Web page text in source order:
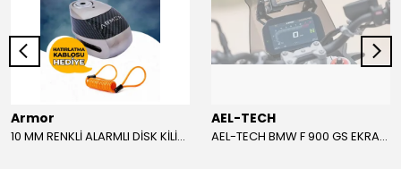
Armor
10 MM RENKLİ ALARMLI DİSK KİLİDİ YENİ VERSİYON
AEL-TECH
AEL-TECH BMW F 900 GS EKRAN/GÖSTERGE KORUYUCU 2024-2025